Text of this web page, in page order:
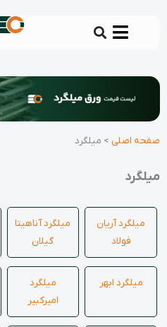
صفحه اصلی > میلگرد
میلگرد
میلگرد آریان
فولاد
میلگرد آناهیتا
گیلان
میلگرد ابهر
میلگرد
امیرکبیر